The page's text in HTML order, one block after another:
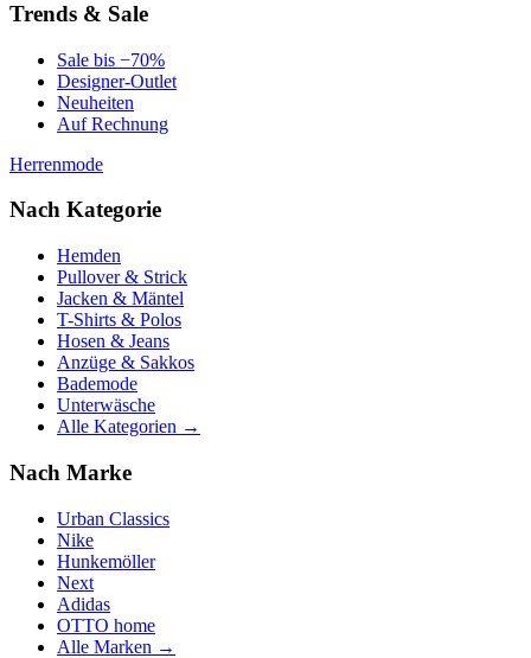
Trends & Sale
Sale bis −70%
Designer-Outlet
Neuheiten
Auf Rechnung
Herrenmode
Nach Kategorie
Hemden
Pullover & Strick
Jacken & Mäntel
T-Shirts & Polos
Hosen & Jeans
Anzüge & Sakkos
Bademode
Unterwäsche
Alle Kategorien →
Nach Marke
Urban Classics
Nike
Hunkemöller
Next
Adidas
OTTO home
Alle Marken →